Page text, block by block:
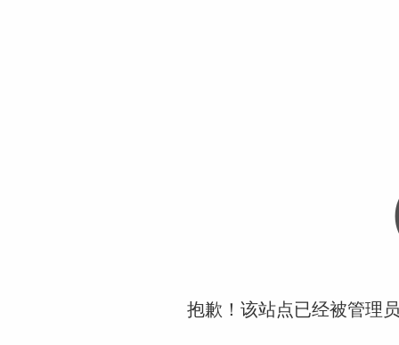
抱歉！该站点已经被管理